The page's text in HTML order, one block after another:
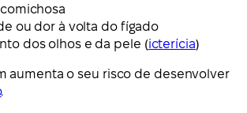
ou dor à volta do fígado
dos olhos e da pele (icterícia)
aumenta o seu risco de desenvolver
.